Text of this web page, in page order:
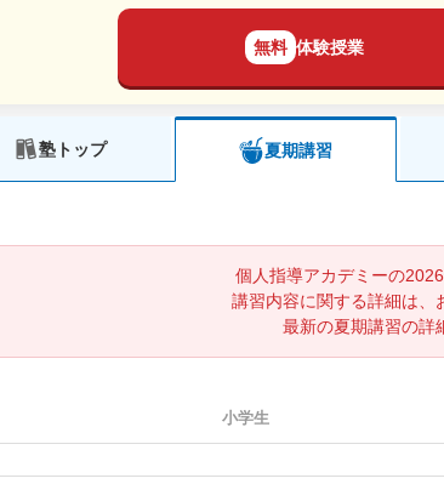
無料 体験授業
塾トップ 夏期講習
個人指導アカデミーの
講習内容に関する詳細は、
最新の夏期講習の詳
小学生